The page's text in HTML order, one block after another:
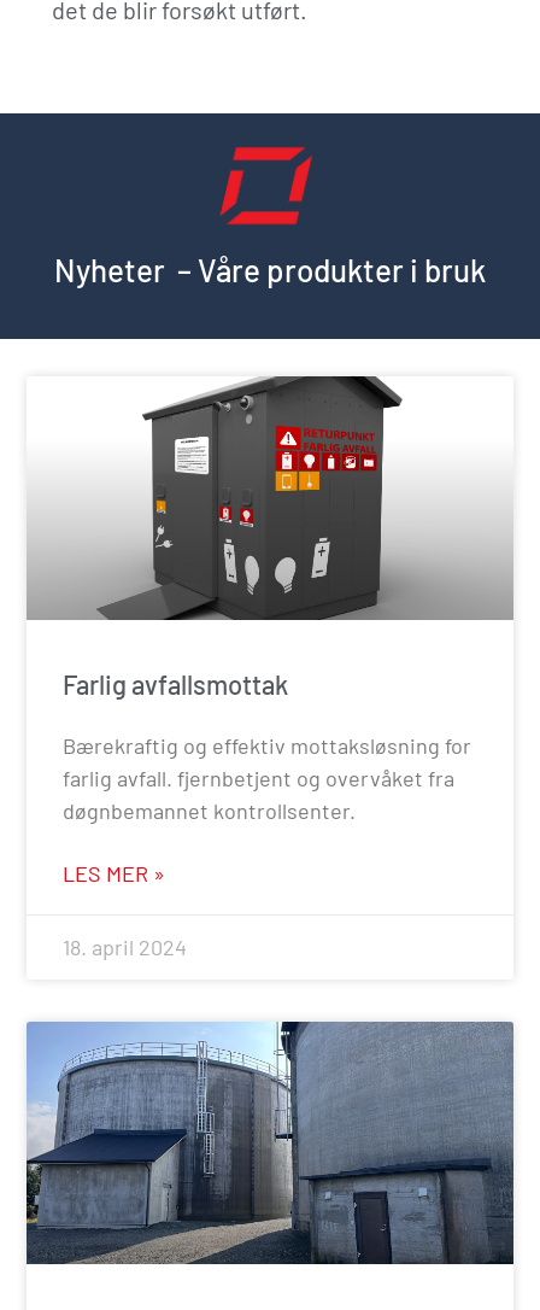
det de blir forsøkt utført.
Nyheter – Våre produkter i bruk
Farlig avfallsmottak
Bærekraftig og effektiv mottaksløsning for
farlig avfall. fjernbetjent og overvåket fra
døgnbemannet kontrollsenter.
LES MER »
18. april 2024